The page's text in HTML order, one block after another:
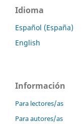
Idioma
Español (España)
English
Información
Para lectores/as
Para autores/as